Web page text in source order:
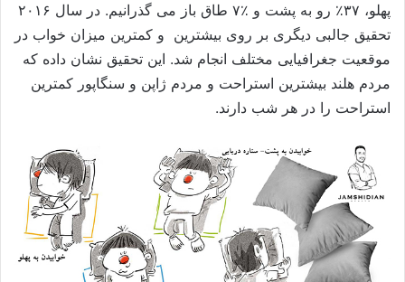
پهلو، ۳۷٪ رو به پشت و ٪۷ طاق باز می گذرانیم. در سال ۲۰۱۶
تحقیق جالبی دیگری بر روی بیشترین و کمترین میزان خواب در
موقعیت جغرافیایی مختلف انجام شد. این تحقیق نشان داده که
مردم هلند بیشترین استراحت و مردم ژاپن و سنگاپور کمترین
استراحت را در هر شب دارند.